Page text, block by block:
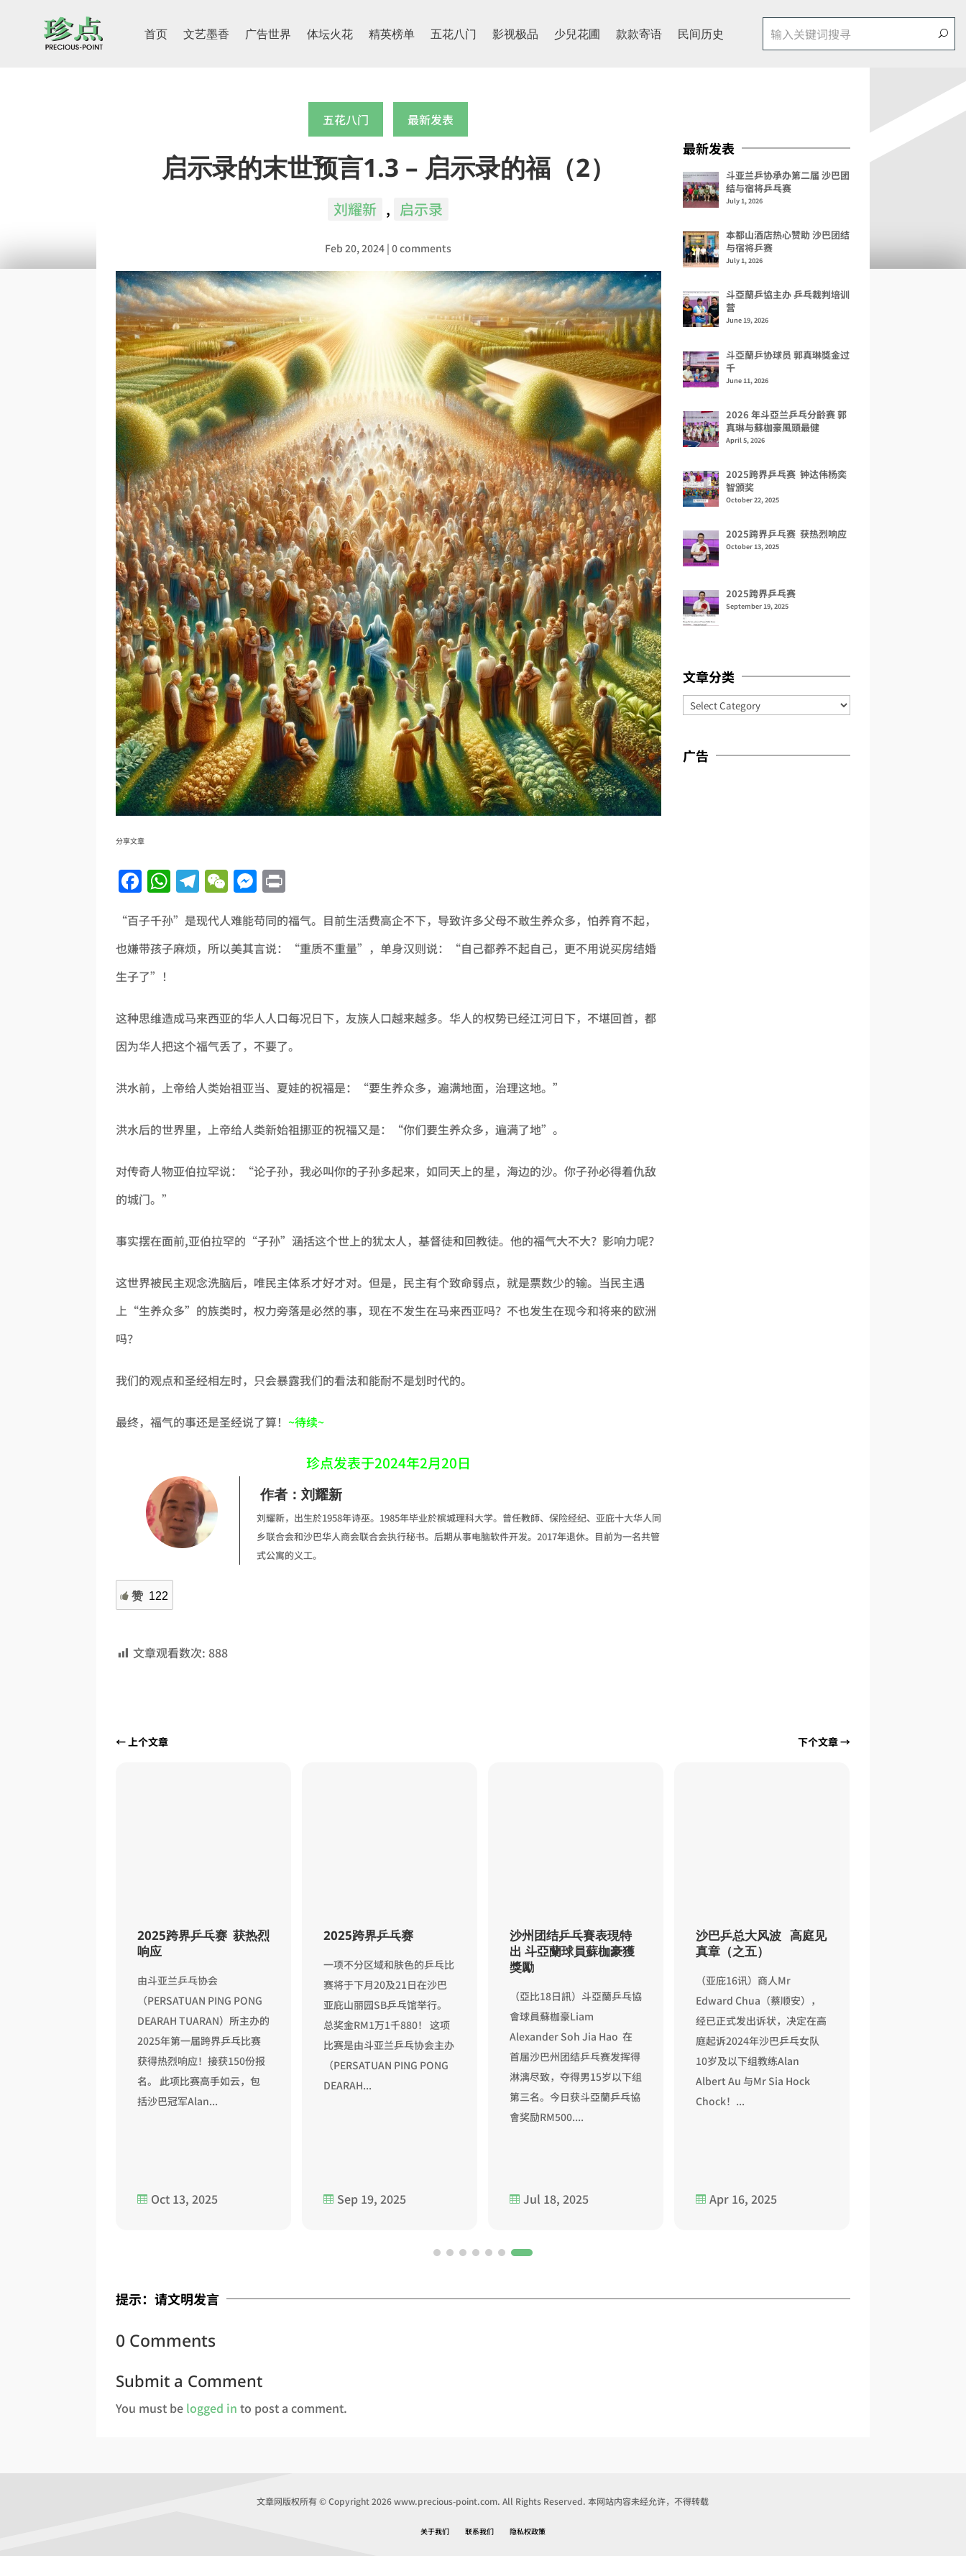
首页 文艺墨香 广告世界 体坛火花 精英榜单 五花八门 影视极品 少兒花圃 款款寄语 民间历史
五花八门 最新发表
启示录的末世预言1.3 – 启示录的福（2）
刘耀新 , 启示录
Feb 20, 2024 |0 comments
分享文章
Facebook
WhatsApp
Telegram
WeChat
Messenger
“百子千孙”是现代人难能苟同的福气。目前生活费高企不下，导致许多父母不敢生养众多，怕养育不起，
也嫌带孩子麻烦，所以美其言说：“重质不重量”，单身汉则说：“自己都养不起自己，更不用说买房结婚
生子了”！
这种思维造成马来西亚的华人人口每况日下，友族人口越来越多。华人的权势已经江河日下，不堪回首，都
因为华人把这个福气丢了，不要了。
洪水前，上帝给人类始祖亚当、夏娃的祝福是：“要生养众多，遍满地面，治理这地。”
洪水后的世界里，上帝给人类新始祖挪亚的祝福又是：“你们要生养众多，遍满了地”。
对传奇人物亚伯拉罕说：“论子孙，我必叫你的子孙多起来，如同天上的星，海边的沙。你子孙必得着仇敌
的城门。”
事实摆在面前,亚伯拉罕的“子孙”涵括这个世上的犹太人，基督徒和回教徒。他的福气大不大？影响力呢？
这世界被民主观念洗脑后，唯民主体系才好才对。但是，民主有个致命弱点，就是票数少的输。当民主遇
上“生养众多”的族类时，权力旁落是必然的事，现在不发生在马来西亚吗？不也发生在现今和将来的欧洲
吗？
我们的观点和圣经相左时，只会暴露我们的看法和能耐不是划时代的。
最终，福气的事还是圣经说了算！~待续~
珍点发表于2024年2月20日
作者：刘耀新
刘耀新，出生於1958年诗巫。1985年毕业於槟城理科大学。曾任教師、保险经纪、亚庇十大华人同
乡联合会和沙巴华人商会联合会执行秘书。后期从事电脑软件开发。2017年退休。目前为一名共管
式公寓的义工。
赞 122
文章观看数次: 888
最新发表
斗亚兰乒协承办第二届 沙巴团
结与宿将乒乓赛
July 1, 2026
本都山酒店热心赞助 沙巴团结
与宿将乒赛
July 1, 2026
斗亞蘭乒協主办 乒乓裁判培训
营
June 19, 2026
斗亞蘭乒协球员 郭真琳獎金过
千
June 11, 2026
2026 年斗亞兰乒乓分齡赛 郭
真琳与蘇枷豪風頭最健
April 5, 2026
2025跨界乒乓赛 钟达伟杨奕
智颁奖
October 22, 2025
2025跨界乒乓赛 获热烈响应
October 13, 2025
2025跨界乒乓赛
September 19, 2025
文章分类
Categories
广告
← 上个文章 下个文章→
2025跨界乒乓赛 获热烈
响应
由斗亚兰乒乓协会
（PERSATUAN PING PONG
DEARAH TUARAN）所主办的
2025年第一届跨界乒乓比赛
获得热烈响应！接获150份报
名。 此项比赛高手如云，包
括沙巴冠军Alan...
 Oct 13, 2025
2025跨界乒乓赛
一项不分区域和肤色的乒乓比
赛将于下月20及21日在沙巴
亚庇山丽园SB乒乓馆举行。
总奖金RM1万1千880！ 这项
比赛是由斗亚兰乒乓协会主办
（PERSATUAN PING PONG
DEARAH...
 Sep 19, 2025
沙州团结乒乓賽表現特
出 斗亞蘭球員蘇枷豪獲
獎勵
（亞比18日訊）斗亞蘭乒乓協
會球員蘇枷豪Liam
Alexander Soh Jia Hao 在
首届沙巴州团结乒乓赛发挥得
淋漓尽致，夺得男15岁以下组
第三名。今日获斗亞蘭乒乓協
會奖励RM500....
 Jul 18, 2025
沙巴乒总大风波 高庭见
真章（之五）
（亚庇16讯）商人Mr
Edward Chua（蔡顺安），
经已正式发出诉状，决定在高
庭起诉2024年沙巴乒乓女队
10岁及以下组教练Alan
Albert Au 与Mr Sia Hock
Chock！...
 Apr 16, 2025
提示：请文明发言
0 Comments
Submit a Comment
You must be logged in to post a comment.
文章网版权所有 © Copyright 2026 www.precious-point.com. All Rights Reserved. 本网站内容未经允许，不得转载
关于我们 联系我们 隐私权政策